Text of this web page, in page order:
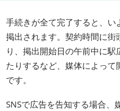
手続きが全て完了すると、
掲出されます。契約時間に街
り、掲出開始日の午前中に
たりするなど、媒体によって
です。
SNSで広告を告知する場合、